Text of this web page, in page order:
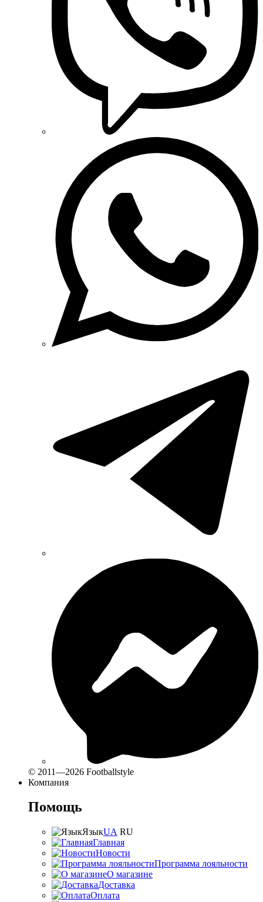
© 2011—2026 Footballstyle
Компания
Помощь
ЯзыкUA RU
Главная
Новости
Программа лояльности
О магазине
Доставка
Оплата